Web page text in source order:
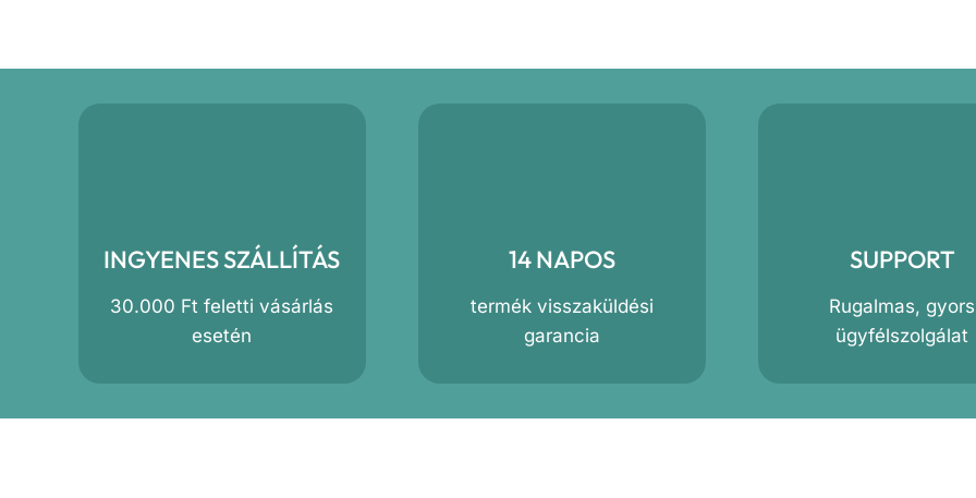
INGYENES SZÁLLÍTÁS
30.000 Ft feletti vásárlás
esetén
14 NAPOS
termék visszaküldési
garancia
SUPPORT
Rugalmas, gyors
ügyfélszolgálat